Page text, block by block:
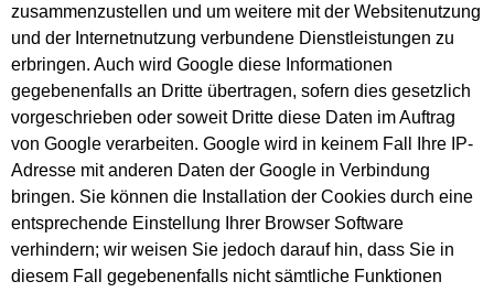
zusammenzustellen und um weitere mit der Websitenutzung
und der Internetnutzung verbundene Dienstleistungen zu
erbringen. Auch wird Google diese Informationen
gegebenenfalls an Dritte übertragen, sofern dies gesetzlich
vorgeschrieben oder soweit Dritte diese Daten im Auftrag
von Google verarbeiten. Google wird in keinem Fall Ihre IP-
Adresse mit anderen Daten der Google in Verbindung
bringen. Sie können die Installation der Cookies durch eine
entsprechende Einstellung Ihrer Browser Software
verhindern; wir weisen Sie jedoch darauf hin, dass Sie in
diesem Fall gegebenenfalls nicht sämtliche Funktionen